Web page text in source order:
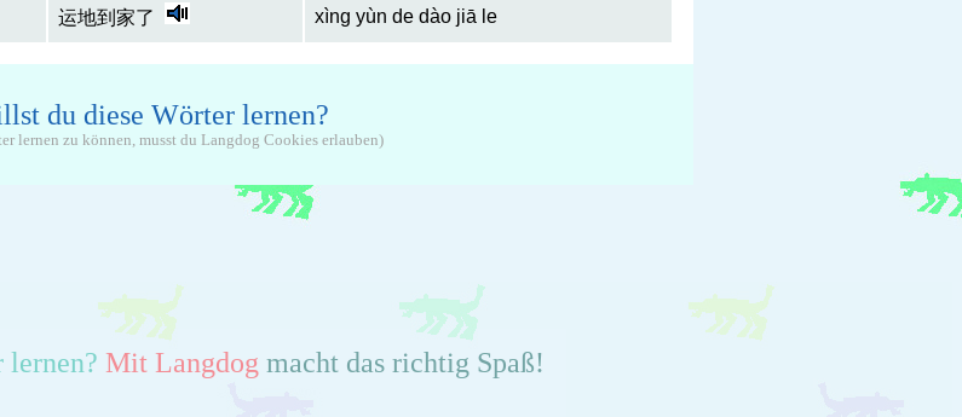
运地到家了
xìng yùn de dào jiā le
du diese Wörter lernen?
lernen zu können, musst du Langdog Cookies erlauben)
lernen? Mit Langdog macht das richtig Spaß!